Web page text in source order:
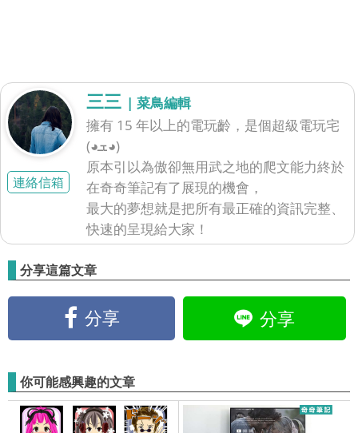
連絡信箱
三三 | 菜鳥編輯
擁有 15 年以上的電玩齡，是個超級電玩宅
(◕ܫ◕)
原本引以為傲卻無用武之地的爬文能力終於
在奇奇筆記有了展現的機會，
最大的夢想就是把所有最正確的資訊完整、
快速的呈現給大家！
分享這篇文章
分享 分享
你可能感興趣的文章